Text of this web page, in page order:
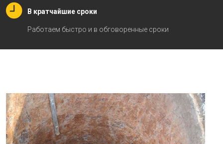
В кратчайшие сроки
Работаем быстро и в обговоренные сроки